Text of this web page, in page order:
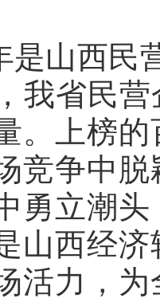
是山西民
我省民
。上榜
竞争中
勇立潮
山西经
活力，